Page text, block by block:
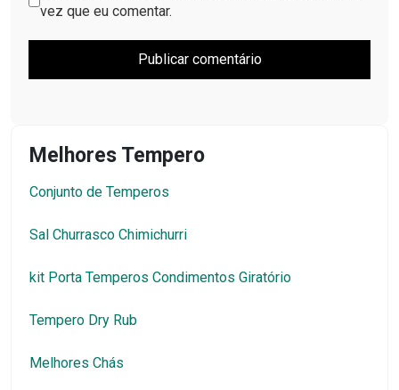
vez que eu comentar.
Melhores Tempero
Conjunto de Temperos
Sal Churrasco Chimichurri
kit Porta Temperos Condimentos Giratório
Tempero Dry Rub
Melhores Chás